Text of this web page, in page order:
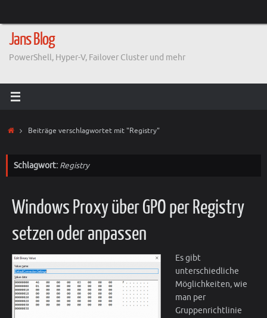
springen
Jans Blog
PowerShell, Hyper-V, Failover Cluster und mehr
StartBeiträge verschlagwortet mit "Registry"
Schlagwort: Registry
Windows Proxy über GPO per Registry
setzen oder anpassen
Es gibt
unterschiedliche
Möglichkeiten, wie
man per
Gruppenrichtlinie